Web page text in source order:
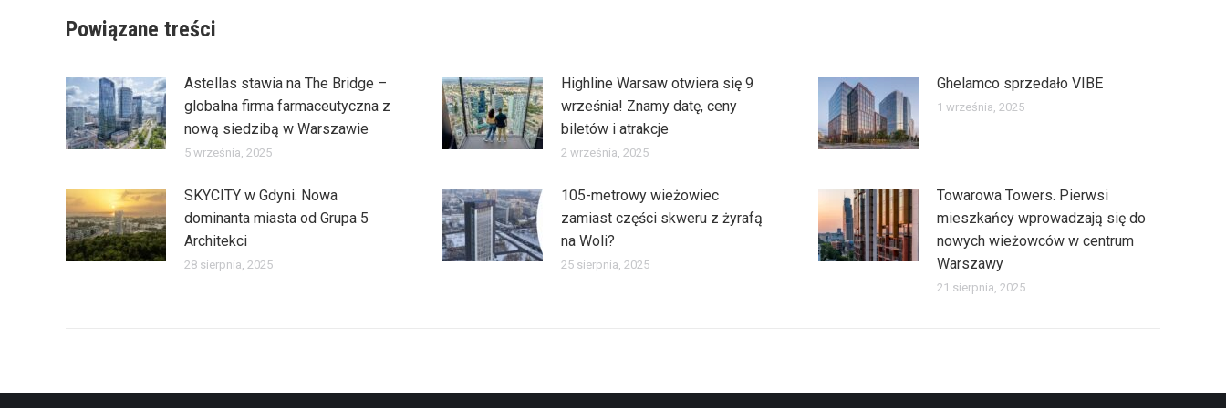
Powiązane treści
Astellas stawia na The Bridge –
globalna firma farmaceutyczna z
nową siedzibą w Warszawie
5 września, 2025
Highline Warsaw otwiera się 9
września! Znamy datę, ceny
biletów i atrakcje
2 września, 2025
Ghelamco sprzedało VIBE
1 września, 2025
SKYCITY w Gdyni. Nowa
dominanta miasta od Grupa 5
Architekci
28 sierpnia, 2025
105-metrowy wieżowiec
zamiast części skweru z żyrafą
na Woli?
25 sierpnia, 2025
Towarowa Towers. Pierwsi
mieszkańcy wprowadzają się do
nowych wieżowców w centrum
Warszawy
21 sierpnia, 2025